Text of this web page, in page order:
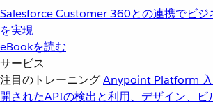
Salesforce Customer 360との連携でビジ
を実現
eBookを読む
サービス
注目のトレーニングAnypoint Platform
開されたAPIの検出と利用、デザイン、ビ